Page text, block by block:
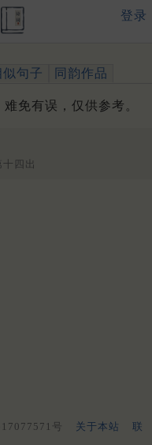
登录
似句子 同韵作品
免有误，仅供参考。
四出
号 关于本站
联